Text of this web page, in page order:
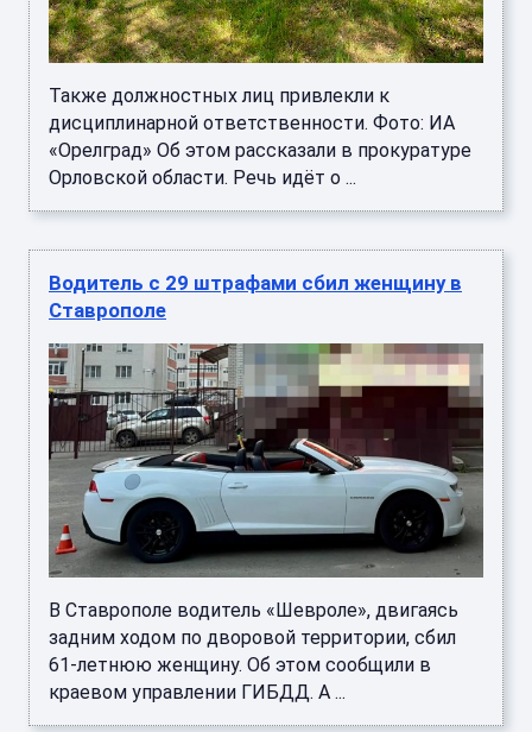
Также должностных лиц привлекли к
дисциплинарной ответственности. Фото: ИА
«Орелград» Об этом рассказали в прокуратуре
Орловской области. Речь идёт о ...
Водитель с 29 штрафами сбил женщину в
Ставрополе
В Ставрополе водитель «Шевроле», двигаясь
задним ходом по дворовой территории, сбил
61-летнюю женщину. Об этом сообщили в
краевом управлении ГИБДД. А ...